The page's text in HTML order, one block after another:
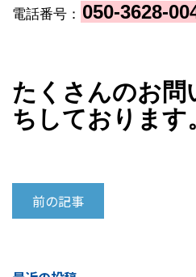
電話番号： 050-3628-
たくさんのお問
ちしております
前の記事